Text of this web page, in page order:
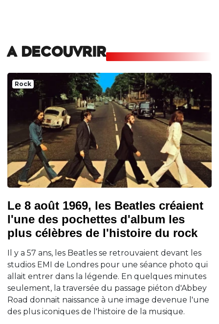
A DECOUVRIR
Rock
Le 8 août 1969, les Beatles créaient
l'une des pochettes d'album les
plus célèbres de l'histoire du rock
Il y a 57 ans, les Beatles se retrouvaient devant les
studios EMI de Londres pour une séance photo qui
allait entrer dans la légende. En quelques minutes
seulement, la traversée du passage piéton d'Abbey
Road donnait naissance à une image devenue l'une
des plus iconiques de l'histoire de la musique.